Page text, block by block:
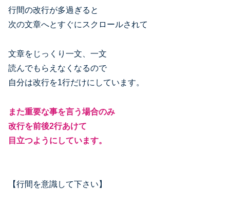
行間の改行が多過ぎると
次の文章へとすぐにスクロールされて
文章をじっくり一文、一文
読んでもらえなくなるので
自分は改行を1行だけにしています。
また重要な事を言う場合のみ
改行を前後2行あけて
目立つようにしています。
【行間を意識して下さい】